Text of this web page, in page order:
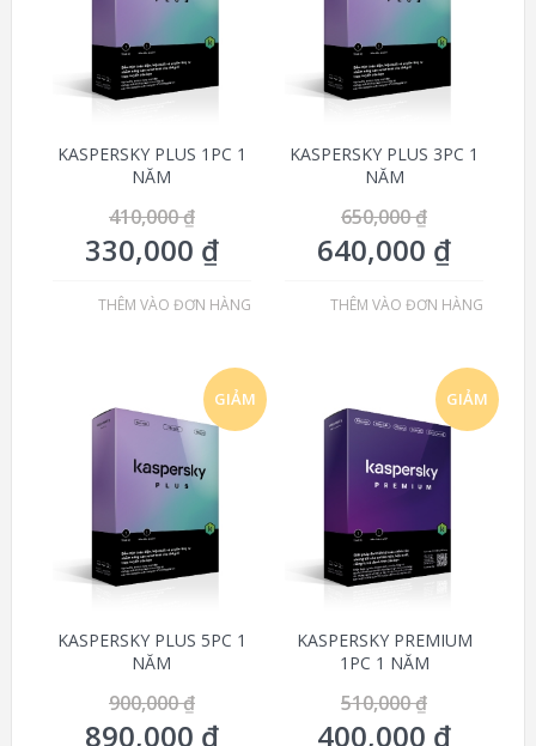
KASPERSKY PLUS 1PC 1
NĂM
410,000₫
330,000 ₫
THÊM VÀO ĐƠN HÀNG
KASPERSKY PLUS 3PC 1
NĂM
650,000₫
640,000 ₫
THÊM VÀO ĐƠN HÀNG
GIẢM
KASPERSKY PLUS 5PC 1
NĂM
900,000₫
890,000 ₫
GIẢM
KASPERSKY PREMIUM
1PC 1 NĂM
510,000₫
400,000 ₫